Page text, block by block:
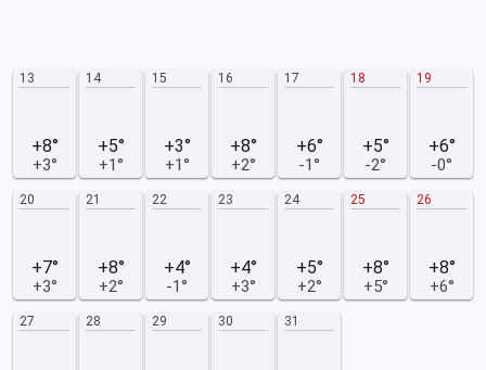
13
+8°
+3°
14
+5°
+1°
15
+3°
+1°
16
+8°
+2°
17
+6°
-1°
18
+5°
-2°
19
+6°
-0°
20
+7°
+3°
21
+8°
+2°
22
+4°
-1°
23
+4°
+3°
24
+5°
+2°
25
+8°
+5°
26
+8°
+6°
27 28 29 30 31